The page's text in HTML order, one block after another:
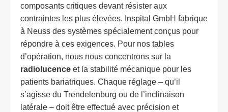
composants critiques devant résister aux
contraintes les plus élevées. Inspital GmbH fabrique
à Neuss des systèmes spécialement conçus pour
répondre à ces exigences. Pour nos tables
d’opération, nous nous concentrons sur la
radiolucence et la stabilité mécanique pour les
patients bariatriques. Chaque réglage – qu’il
s’agisse du Trendelenburg ou de l’inclinaison
latérale – doit être effectué avec précision et